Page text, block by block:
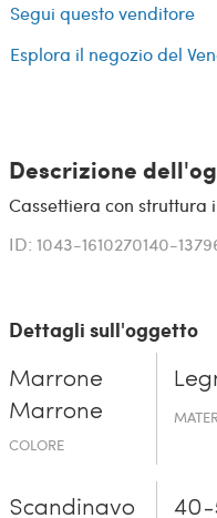
Segui questo venditore
Esplora il negozio del
Descrizione
Cassettiera con struttura
ID: 1043-1610270140-
Dettagli sull'oggetto
Marrone
Marrone
COLORE
Scandinavo 40-